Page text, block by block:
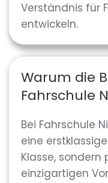
Verständnis für
entwickeln.
Warum die
Fahrschule
Bei Fahrschule
eine
Klasse,
einzigartigen